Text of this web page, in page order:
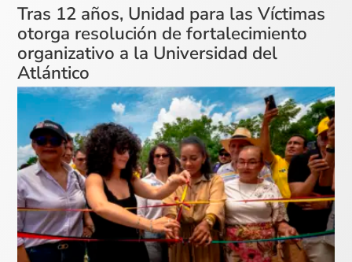
Tras 12 años, Unidad para las Víctimas
otorga resolución de fortalecimiento
organizativo a la Universidad del
Atlántico